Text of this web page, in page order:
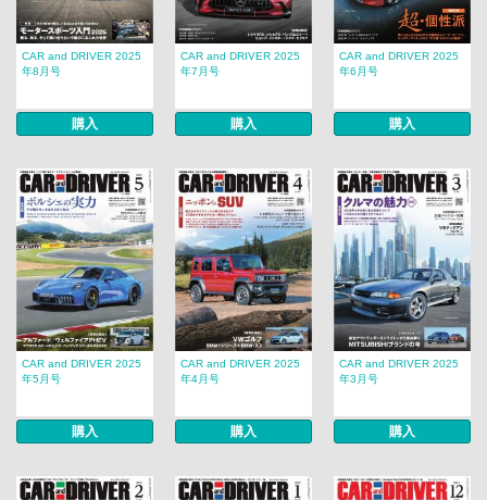
CAR and DRIVER 2025
年8月号
購入
CAR and DRIVER 2025
年7月号
購入
CAR and DRIVER 2025
年6月号
購入
CAR and DRIVER 2025
年5月号
購入
CAR and DRIVER 2025
年4月号
購入
CAR and DRIVER 2025
年3月号
購入